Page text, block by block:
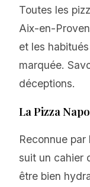
Toutes les
Aix-en-
et les
marquée.
déceptions.
La Pizza
Reconnue
suit un cahier
être bien